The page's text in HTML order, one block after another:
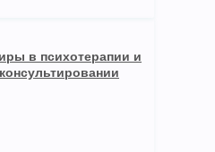
в психотерапии и